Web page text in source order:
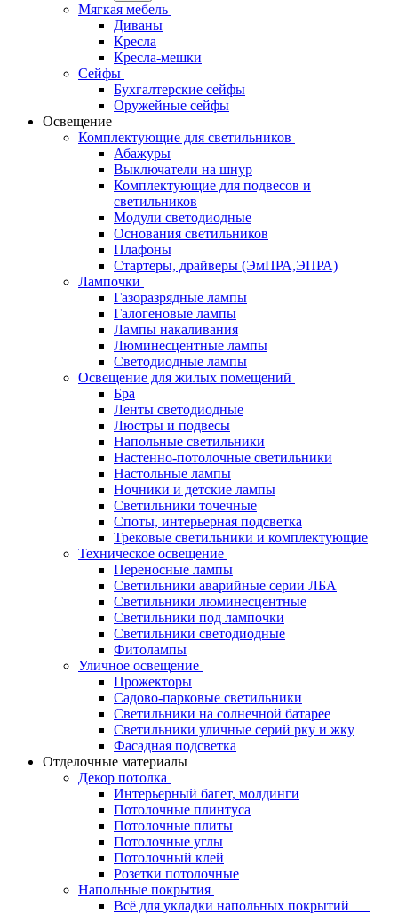
Мягкая мебель
Диваны
Кресла
Кресла-мешки
Сейфы
Бухгалтерские сейфы
Оружейные сейфы
Освещение
Комплектующие для светильников
Абажуры
Выключатели на шнур
Комплектующие для подвесов и
светильников
Модули светодиодные
Основания светильников
Плафоны
Стартеры, драйверы (ЭмПРА,ЭПРА)
Лампочки
Газоразрядные лампы
Галогеновые лампы
Лампы накаливания
Люминесцентные лампы
Светодиодные лампы
Освещение для жилых помещений
Бра
Ленты светодиодные
Люстры и подвесы
Напольные светильники
Настенно-потолочные светильники
Настольные лампы
Ночники и детские лампы
Светильники точечные
Споты, интерьерная подсветка
Трековые светильники и комплектующие
Техническое освещение
Переносные лампы
Светильники аварийные серии ЛБА
Светильники люминесцентные
Светильники под лампочки
Светильники светодиодные
Фитолампы
Уличное освещение
Прожекторы
Садово-парковые светильники
Светильники на солнечной батарее
Светильники уличные серий рку и жку
Фасадная подсветка
Отделочные материалы
Декор потолка
Интерьерный багет, молдинги
Потолочные плинтуса
Потолочные плиты
Потолочные углы
Потолочный клей
Розетки потолочные
Напольные покрытия
Всё для укладки напольных покрытий